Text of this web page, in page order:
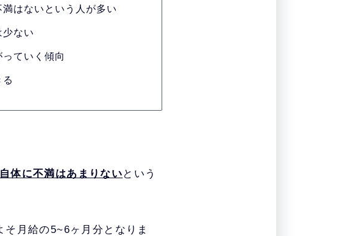
はないという人が多い
ない
ていく傾向
体に不満はあまりない という
月給の5~6ヶ月分となりま